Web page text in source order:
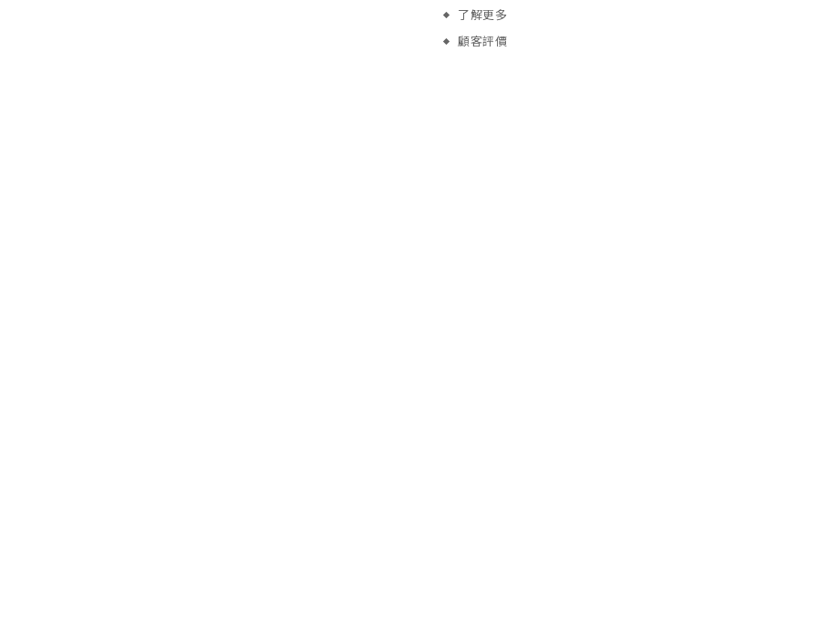
了解更多
顧客評價